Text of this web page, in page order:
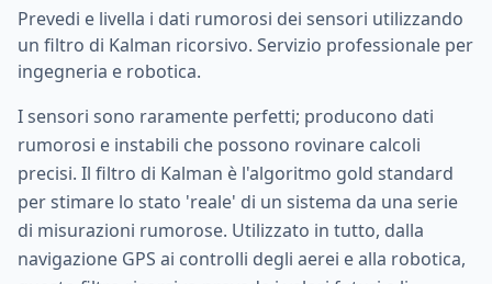
Prevedi e livella i dati rumorosi dei sensori utilizzando
un filtro di Kalman ricorsivo. Servizio professionale per
ingegneria e robotica.
I sensori sono raramente perfetti; producono dati
rumorosi e instabili che possono rovinare calcoli
precisi. Il filtro di Kalman è l'algoritmo gold standard
per stimare lo stato 'reale' di un sistema da una serie
di misurazioni rumorose. Utilizzato in tutto, dalla
navigazione GPS ai controlli degli aerei e alla robotica,